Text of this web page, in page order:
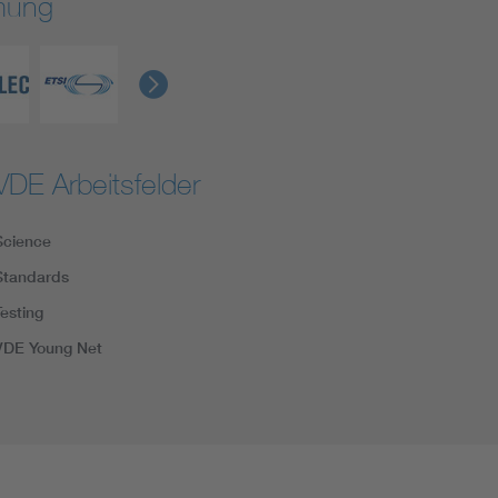
Arbeitsfelder
Young Net